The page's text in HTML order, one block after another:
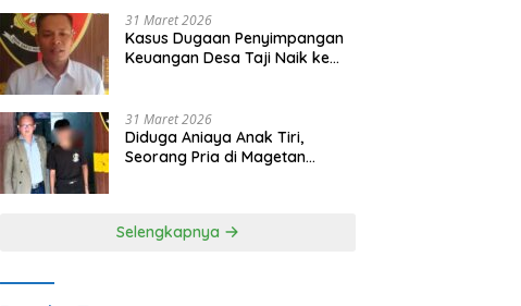
31 Maret 2026
Kasus Dugaan Penyimpangan
Keuangan Desa Taji Naik ke
31 Maret 2026
Diduga Aniaya Anak Tiri,
Seorang Pria di Magetan
Selengkapnya